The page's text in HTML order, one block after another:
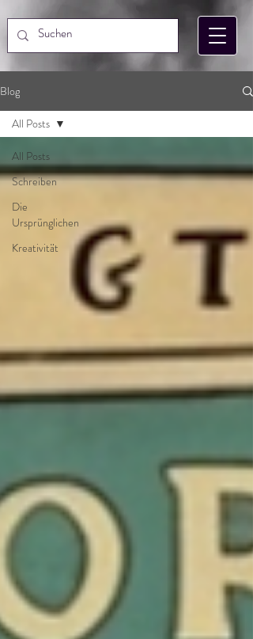
Blog
All Posts
Schreiben
Die
Ursprünglichen
Kreativität
All Posts